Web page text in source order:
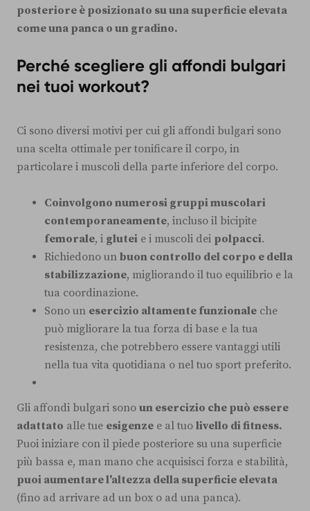
posteriore è posizionato su una superficie elevata
come una panca o un gradino.
Perché scegliere gli affondi bulgari
nei tuoi workout?
Ci sono diversi motivi per cui gli affondi bulgari sono
una scelta ottimale per tonificare il corpo, in
particolare i muscoli della parte inferiore del corpo.
Coinvolgono numerosi gruppi muscolari
contemporaneamente, incluso il bicipite
femorale, i glutei e i muscoli dei polpacci.
Richiedono un buon controllo del corpo e della
stabilizzazione, migliorando il tuo equilibrio e la
tua coordinazione.
Sono un esercizio altamente funzionale che
può migliorare la tua forza di base e la tua
resistenza, che potrebbero essere vantaggi utili
nella tua vita quotidiana o nel tuo sport preferito.
Gli affondi bulgari sono un esercizio che può essere
adattato alle tue esigenze e al tuo livello di fitness.
Puoi iniziare con il piede posteriore su una superficie
più bassa e, man mano che acquisisci forza e stabilità,
puoi aumentare l'altezza della superficie elevata
(fino ad arrivare ad un box o ad una panca).